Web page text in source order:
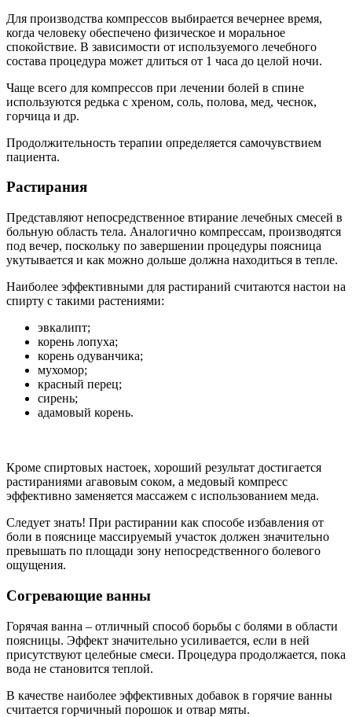
Для производства компрессов выбирается вечернее время,
когда человеку обеспечено физическое и моральное
спокойствие. В зависимости от используемого лечебного
состава процедура может длиться от 1 часа до целой ночи.
Чаще всего для компрессов при лечении болей в спине
используются редька с хреном, соль, полова, мед, чеснок,
горчица и др.
Продолжительность терапии определяется самочувствием
пациента.
Растирания
Представляют непосредственное втирание лечебных смесей в
больную область тела. Аналогично компрессам, производятся
под вечер, поскольку по завершении процедуры поясница
укутывается и как можно дольше должна находиться в тепле.
Наиболее эффективными для растираний считаются настои на
спирту с такими растениями:
эвкалипт;
корень лопуха;
корень одуванчика;
мухомор;
красный перец;
сирень;
адамовый корень.
Кроме спиртовых настоек, хороший результат достигается
растираниями агавовым соком, а медовый компресс
эффективно заменяется массажем с использованием меда.
Следует знать! При растирании как способе избавления от
боли в пояснице массируемый участок должен значительно
превышать по площади зону непосредственного болевого
ощущения.
Согревающие ванны
Горячая ванна – отличный способ борьбы с болями в области
поясницы. Эффект значительно усиливается, если в ней
присутствуют целебные смеси. Процедура продолжается, пока
вода не становится теплой.
В качестве наиболее эффективных добавок в горячие ванны
считается горчичный порошок и отвар мяты.